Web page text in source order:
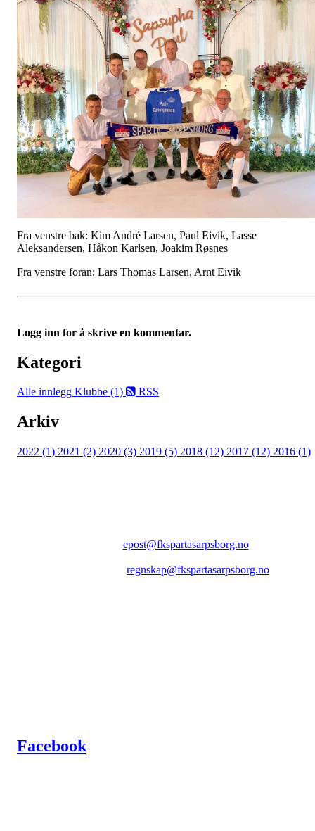
Fra venstre bak: Kim André Larsen, Paul Eivik, Lasse
Aleksandersen, Håkon Karlsen, Joakim Røsnes
Fra venstre foran: Lars Thomas Larsen, Arnt Eivik
Logg inn for å skrive en kommentar.
Kategori
Alle innlegg Klubbe (1) RSS
Arkiv
2022 (1) 2021 (2) 2020 (3) 2019 (5) 2018 (12) 2017 (12) 2016 (1)
epost@fkspartasarpsborg.no
regnskap@fkspartasarpsborg.no
Facebook